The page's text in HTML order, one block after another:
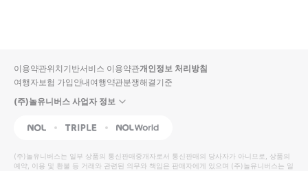
입니
다.
높
은
동
영
순
상
이용약관위치기반서비스 이용약관개인정보 처리방침
여행자보험 가입안내여행약관분쟁해결기준
(주)놀유니버스 사업자 정보
NOL Triple Interpark Global
(주)놀유니버스는 일부 상품의 통신판매중개자로서 통신판매의 당사자가 아니므로, 상품의
예약, 이용 및 환불 등 거래와 관련된 의무와 책임은 판매자에게 있으며 (주)놀유니버스는 일